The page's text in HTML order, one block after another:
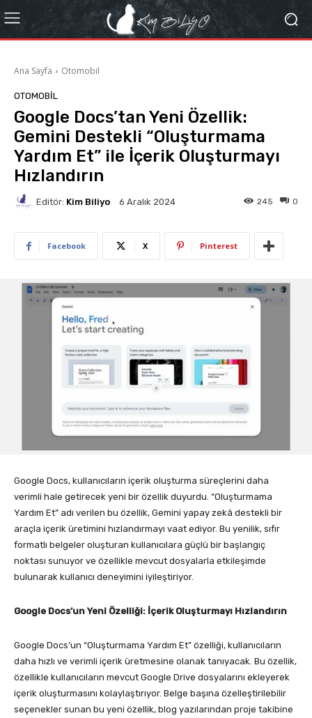
Ana Sayfa Otomobil
OTOMOBIL
Google Docs’tan Yeni Özellik:
Gemini Destekli “Oluşturmama
Yardım Et” ile İçerik Oluşturmayı
Hızlandırın
Editör: Kim Biliyo 6 Aralık 2024 0
245
Facebook X Pinterest
Google Docs, kullanıcıların içerik oluşturma süreçlerini daha
verimli hale getirecek yeni bir özellik duyurdu. “Oluşturmama
Yardım Et” adı verilen bu özellik, Gemini yapay zekâ destekli bir
araçla içerik üretimini hızlandırmayı vaat ediyor. Bu yenilik, sıfır
formatlı belgeler oluşturan kullanıcılara güçlü bir başlangıç
noktası sunuyor ve özellikle mevcut dosyalarla etkileşimde
bulunarak kullanıcı deneyimini iyileştiriyor.
Google Docs’un Yeni Özelliği: İçerik Oluşturmayı Hızlandırın
Google Docs’un “Oluşturmama Yardım Et” özelliği, kullanıcıların
daha hızlı ve verimli içerik üretmesine olanak tanıyacak. Bu özellik,
özellikle kullanıcıların mevcut Google Drive dosyalarını ekleyerek
içerik oluşturmasını kolaylaştırıyor. Belge başına özelleştirilebilir
seçenekler sunan bu yeni özellik, blog yazılarından proje takibine